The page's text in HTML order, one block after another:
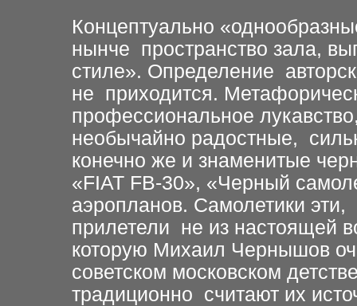
Концептуально
нынче пространство зала,
стиле». Определение
не приходится.
профессиональное
необычайно радостные,
конечно же и знаменитые
«FIAT FB-30», «Черный
аэропланов. Самолетики
прилетели не из настоящей
которую Михаил Чернышов
советском московском
традиционно считают их